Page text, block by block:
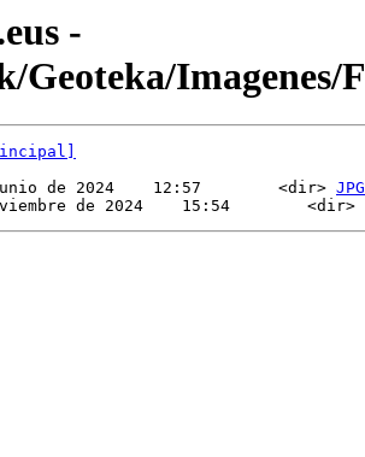
-
Geoteka/Imagenes/
de 2024    12:57        <dir> JPG
de 2024    15:54        <dir>